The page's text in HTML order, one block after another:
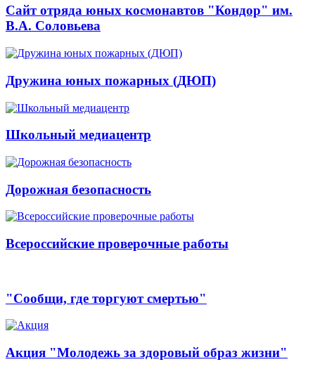
Сайт отряда юных космонавтов "Кондор" им.
В.А. Соловьева
Дружина юных пожарных (ДЮП)
Школьный медиацентр
Дорожная безопасность
Всероссийские проверочные работы
"Сообщи, где торгуют смертью"
Акция "Молодежь за здоровый образ жизни"